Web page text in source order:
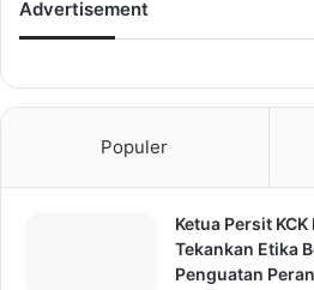
Advertisement
Populer
Ketua Persit
Tekankan Etika
Penguatan